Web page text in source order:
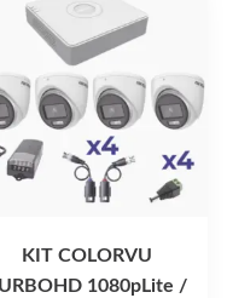
KIT COLORVU
1080pLite /